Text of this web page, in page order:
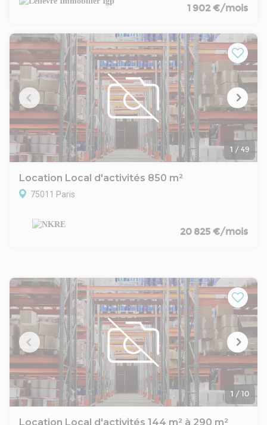
linéaires environ de vitrine.
1 902 €/mois
1 / 49
Location Local d'activités 850 m²
75011 Paris
20 825 €/mois
1 / 10
Location Local d'activités 144 m² à 290 m²